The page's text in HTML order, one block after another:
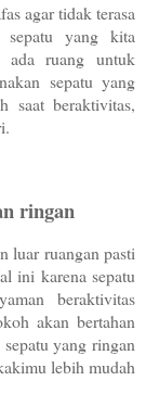
agar tidak terasa
sepatu yang kita
ada ruang untuk
sepatu yang
saat beraktivitas,
ringan
luar ruangan pasti
ini karena sepatu
beraktivitas
akan bertahan
yang ringan
lebih mudah